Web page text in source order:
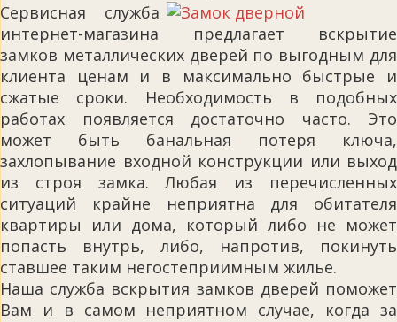
Сервисная служба
интернет-магазина предлагает вскрытие
замков металлических дверей по выгодным для
клиента ценам и в максимально быстрые и
сжатые сроки. Необходимость в подобных
работах появляется достаточно часто. Это
может быть банальная потеря ключа,
захлопывание входной конструкции или выход
из строя замка. Любая из перечисленных
ситуаций крайне неприятна для обитателя
квартиры или дома, который либо не может
попасть внутрь, либо, напротив, покинуть
ставшее таким негостеприимным жилье.
Наша служба вскрытия замков дверей поможет
Вам и в самом неприятном случае, когда за